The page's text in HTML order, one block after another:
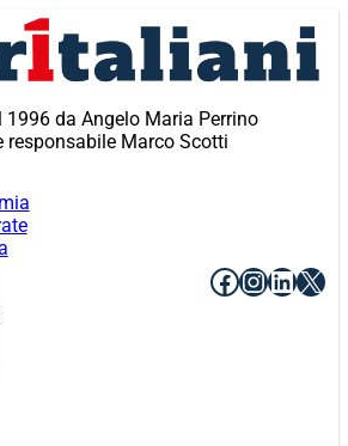
1996 da Angelo Maria Perrino
responsabile Marco Scotti
Facebook
X